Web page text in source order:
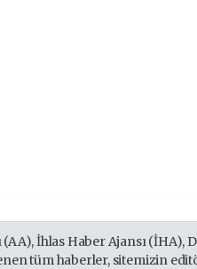
(AA), İhlas Haber Ajansı
tüm haberler, sitemizin